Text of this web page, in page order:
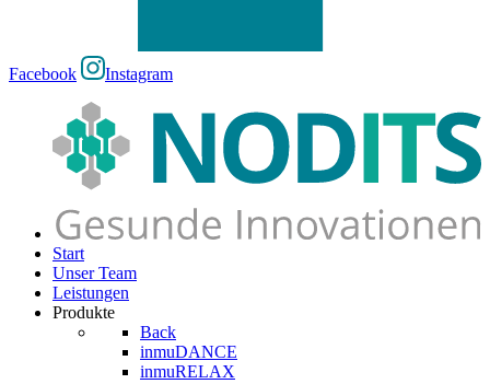
Facebook Instagram
Start
Unser Team
Leistungen
Produkte
Back
inmuDANCE
inmuRELAX